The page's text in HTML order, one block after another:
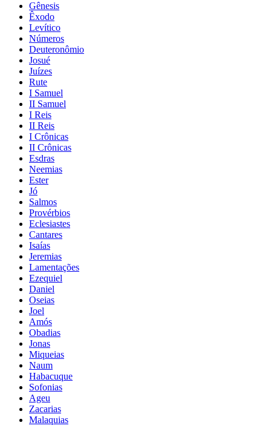
Gênesis
Êxodo
Levítico
Números
Deuteronômio
Josué
Juízes
Rute
I Samuel
II Samuel
I Reis
II Reis
I Crônicas
II Crônicas
Esdras
Neemias
Ester
Jó
Salmos
Provérbios
Eclesiastes
Cantares
Isaías
Jeremias
Lamentações
Ezequiel
Daniel
Oseias
Joel
Amós
Obadias
Jonas
Miqueias
Naum
Habacuque
Sofonias
Ageu
Zacarias
Malaquias